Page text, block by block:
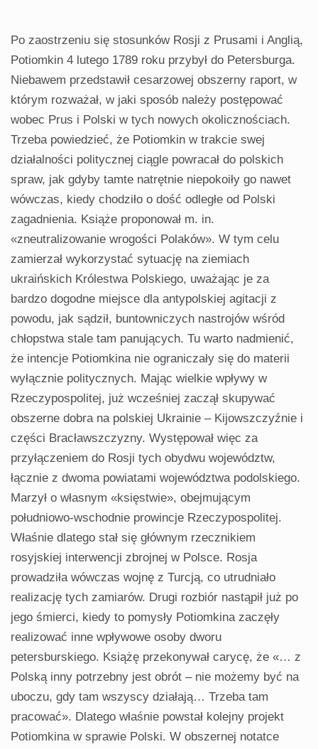
Po zaostrzeniu się stosunków Rosji z Prusami i Anglią,
Potiomkin 4 lutego 1789 roku przybył do Petersburga.
Niebawem przedstawił cesarzowej obszerny raport, w
którym rozważał, w jaki sposób należy postępować
wobec Prus i Polski w tych nowych okolicznościach.
Trzeba powiedzieć, że Potiomkin w trakcie swej
działalności politycznej ciągle powracał do polskich
spraw, jak gdyby tamte natrętnie niepokoiły go nawet
wówczas, kiedy chodziło o dość odległe od Polski
zagadnienia. Książe proponował m. in.
«zneutralizowanie wrogości Polaków». W tym celu
zamierzał wykorzystać sytuację na ziemiach
ukraińskich Królestwa Polskiego, uważając je za
bardzo dogodne miejsce dla antypolskiej agitacji z
powodu, jak sądził, buntowniczych nastrojów wśród
chłopstwa stale tam panujących. Tu warto nadmienić,
że intencje Potiomkina nie ograniczały się do materii
wyłącznie politycznych. Mając wielkie wpływy w
Rzeczypospolitej, już wcześniej zaczął skupywać
obszerne dobra na polskiej Ukrainie – Kijowszczyźnie i
części Bracławszczyzny. Występował więc za
przyłączeniem do Rosji tych obydwu województw,
łącznie z dwoma powiatami województwa podolskiego.
Marzył o własnym «księstwie», obejmującym
południowo-wschodnie prowincje Rzeczypospolitej.
Właśnie dlatego stał się głównym rzecznikiem
rosyjskiej interwencji zbrojnej w Polsce. Rosja
prowadziła wówczas wojnę z Turcją, co utrudniało
realizację tych zamiarów. Drugi rozbiór nastąpił już po
jego śmierci, kiedy to pomysły Potiomkina zaczęły
realizować inne wpływowe osoby dworu
petersburskiego. Książę przekonywał carycę, że «… z
Polską inny potrzebny jest obrót – nie możemy być na
uboczu, gdy tam wszyscy działają… Trzeba tam
pracować». Dlatego właśnie powstał kolejny projekt
Potiomkina w sprawie Polski. W obszernej notatce